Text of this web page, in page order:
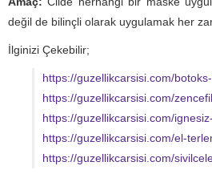
değil de bilinçli olarak uygulamak her
İlginizi Çekebilir;
https://guzellikcarsisi.com/
https://guzellikcarsisi.com/
https://guzellikcarsisi.com/
https://guzellikcarsisi.com/el-
https://guzellikcarsisi.com/